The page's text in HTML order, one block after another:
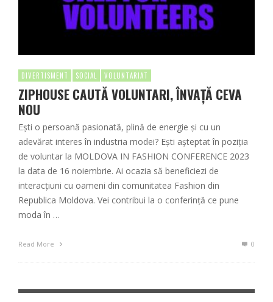
DIVERTISMENT SOCIAL VOLUNTARIAT
ZIPHOUSE CAUTĂ VOLUNTARI, ÎNVAȚĂ CEVA
NOU
Ești o persoană pasionată, plină de energie și cu un
adevărat interes în industria modei? Ești așteptat în poziția
de voluntar la MOLDOVA IN FASHION CONFERENCE 2023
la data de 16 noiembrie. Ai ocazia să beneficiezi de
interacțiuni cu oameni din comunitatea Fashion din
Republica Moldova. Vei contribui la o conferință ce pune
moda în …
Read More 0